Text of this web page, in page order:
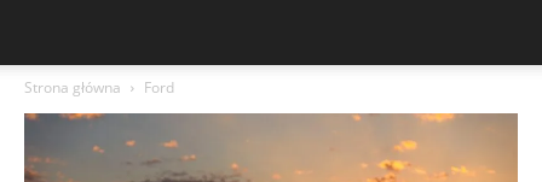
Strona główna Ford